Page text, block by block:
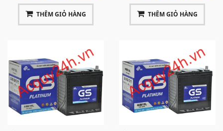
THÊM GIỎ HÀNG THÊM GIỎ HÀNG